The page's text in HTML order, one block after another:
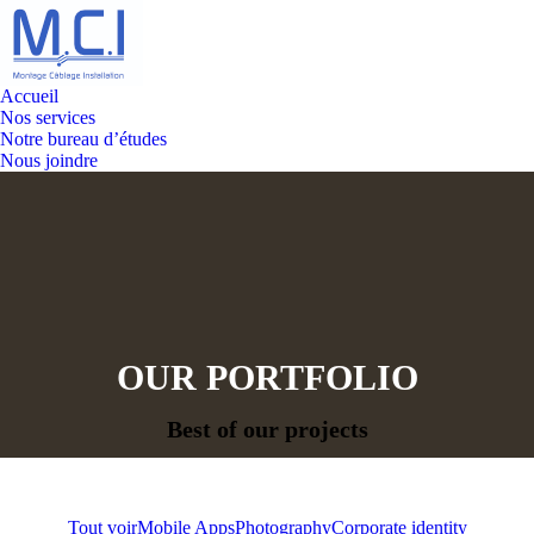
Accueil
Nos services
Notre bureau d’études
Nous joindre
OUR PORTFOLIO
Best of our projects
Tout voirMobile AppsPhotographyCorporate identity